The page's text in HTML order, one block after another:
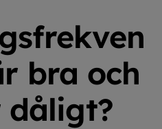
bra och
dåligt?